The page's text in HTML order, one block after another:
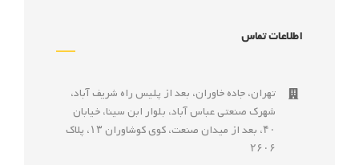
اطلاعات تماس
تهران، جاده خاوران، بعد از پليس راه شريف آباد،
شهرک صنعتى عباس آباد، بلوار ابن سينا، خيابان
۴۰، بعد از ميدان صنعت، كوی كوشاوران ۱۳، پلاک
۲۶۰۶